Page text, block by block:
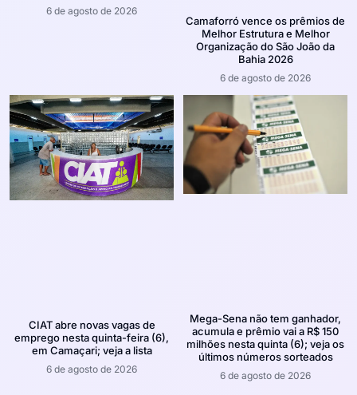
6 de agosto de 2026
Camaforró vence os prêmios de
Melhor Estrutura e Melhor
Organização do São João da
Bahia 2026
6 de agosto de 2026
CIAT abre novas vagas de
emprego nesta quinta-feira (6),
em Camaçari; veja a lista
6 de agosto de 2026
Mega-Sena não tem ganhador,
acumula e prêmio vai a R$ 150
milhões nesta quinta (6); veja os
últimos números sorteados
6 de agosto de 2026